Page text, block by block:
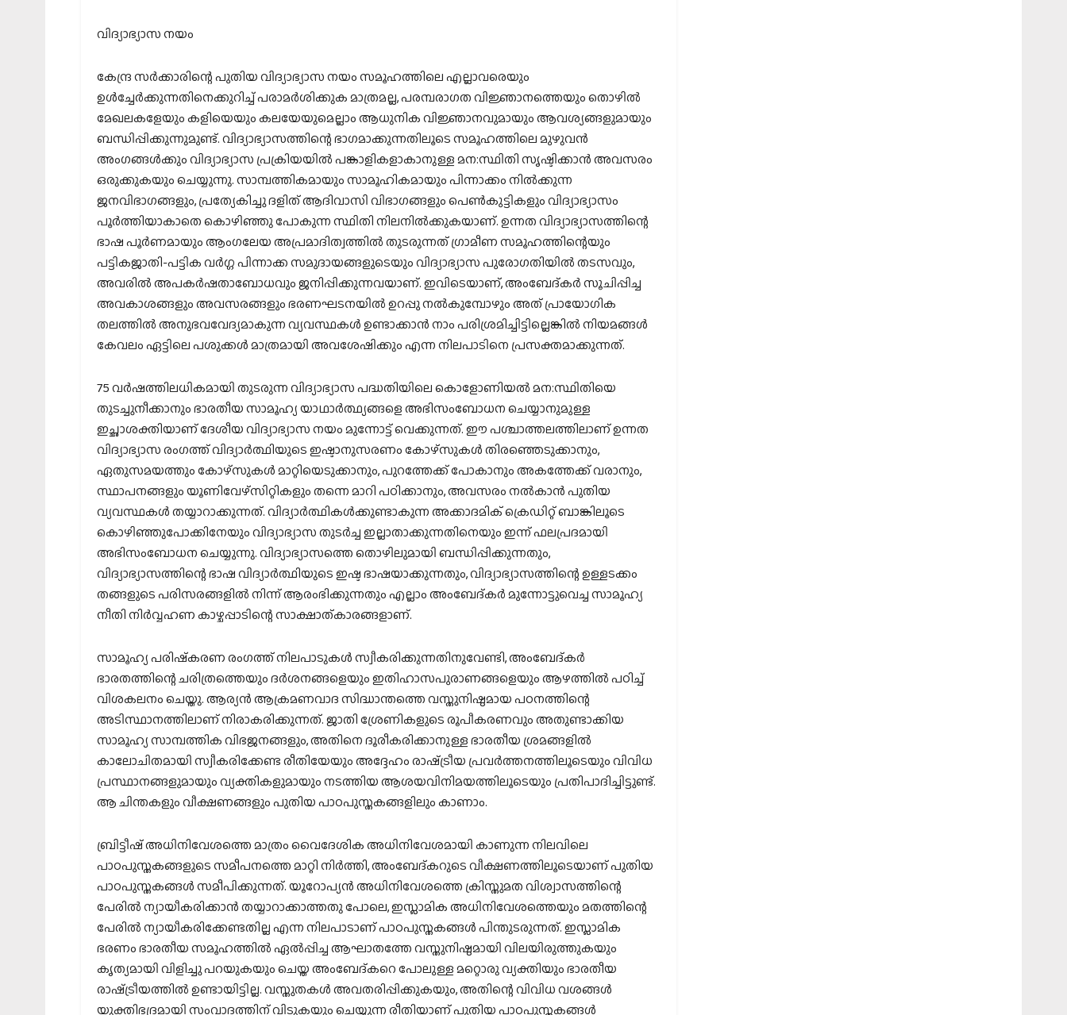
വിദ്യാഭ്യാസ നയം
കേന്ദ്ര സർക്കാരിന്റെ പുതിയ വിദ്യാഭ്യാസ നയം സമൂഹത്തിലെ എല്ലാവരെയും
ഉൾച്ചേർക്കുന്നതിനെക്കുറിച്ച് പരാമർശിക്കുക മാത്രമല്ല, പരമ്പരാഗത വിജ്ഞാനത്തെയും തൊഴിൽ
മേഖലകളേയും കളിയെയും കലയേയുമെല്ലാം ആധുനിക വിജ്ഞാനവുമായും ആവശ്യങ്ങളുമായും
ബന്ധിപ്പിക്കുന്നുമുണ്ട്. വിദ്യാഭ്യാസത്തിന്റെ ഭാഗമാക്കുന്നതിലൂടെ സമൂഹത്തിലെ മുഴുവൻ
അംഗങ്ങൾക്കും വിദ്യാഭ്യാസ പ്രക്രിയയിൽ പങ്കാളികളാകാനുള്ള മന:സ്ഥിതി സൃഷ്ടിക്കാൻ അവസരം
ഒരുക്കുകയും ചെയ്യുന്നു. സാമ്പത്തികമായും സാമൂഹികമായും പിന്നാക്കം നിൽക്കുന്ന
ജനവിഭാഗങ്ങളും, പ്രത്യേകിച്ചു ദളിത് ആദിവാസി വിഭാഗങ്ങളും പെൺകുട്ടികളും വിദ്യാഭ്യാസം
പൂർത്തിയാകാതെ കൊഴിഞ്ഞു പോകുന്ന സ്ഥിതി നിലനിൽക്കുകയാണ്. ഉന്നത വിദ്യാഭ്യാസത്തിന്റെ
ഭാഷ പൂർണമായും ആംഗലേയ അപ്രമാദിത്വത്തിൽ തുടരുന്നത് ഗ്രാമീണ സമൂഹത്തിന്റെയും
പട്ടികജാതി-പട്ടിക വർഗ്ഗ പിന്നാക്ക സമുദായങ്ങളുടെയും വിദ്യാഭ്യാസ പുരോഗതിയിൽ തടസവും,
അവരിൽ അപകർഷതാബോധവും ജനിപ്പിക്കുന്നവയാണ്. ഇവിടെയാണ്, അംബേദ്കർ സൂചിപ്പിച്ച
അവകാശങ്ങളും അവസരങ്ങളും ഭരണഘടനയിൽ ഉറപ്പു നൽകുമ്പോഴും അത് പ്രായോഗിക
തലത്തിൽ അനുഭവവേദ്യമാകുന്ന വ്യവസ്ഥകൾ ഉണ്ടാക്കാൻ നാം പരിശ്രമിച്ചിട്ടില്ലെങ്കിൽ നിയമങ്ങൾ
കേവലം ഏട്ടിലെ പശുക്കൾ മാത്രമായി അവശേഷിക്കും എന്ന നിലപാടിനെ പ്രസക്തമാക്കുന്നത്.
75 വർഷത്തിലധികമായി തുടരുന്ന വിദ്യാഭ്യാസ പദ്ധതിയിലെ കൊളോണിയൽ മന:സ്ഥിതിയെ
തുടച്ചുനീക്കാനും ഭാരതീയ സാമൂഹ്യ യാഥാർത്ഥ്യങ്ങളെ അഭിസംബോധന ചെയ്യാനുമുള്ള
ഇച്ഛാശക്തിയാണ് ദേശീയ വിദ്യാഭ്യാസ നയം മുന്നോട്ട് വെക്കുന്നത്. ഈ പശ്ചാത്തലത്തിലാണ് ഉന്നത
വിദ്യാഭ്യാസ രംഗത്ത് വിദ്യാർത്ഥിയുടെ ഇഷ്ടാനുസരണം കോഴ്സുകൾ തിരഞ്ഞെടുക്കാനും,
ഏതുസമയത്തും കോഴ്സുകൾ മാറ്റിയെടുക്കാനും, പുറത്തേക്ക് പോകാനും അകത്തേക്ക് വരാനും,
സ്ഥാപനങ്ങളും യൂണിവേഴ്സിറ്റികളും തന്നെ മാറി പഠിക്കാനും, അവസരം നൽകാൻ പുതിയ
വ്യവസ്ഥകൾ തയ്യാറാക്കുന്നത്. വിദ്യാർത്ഥികൾക്കുണ്ടാകുന്ന അക്കാദമിക് ക്രെഡിറ്റ് ബാങ്കിലൂടെ
കൊഴിഞ്ഞുപോക്കിനേയും വിദ്യാഭ്യാസ തുടർച്ച ഇല്ലാതാക്കുന്നതിനെയും ഇന്ന് ഫലപ്രദമായി
അഭിസംബോധന ചെയ്യുന്നു. വിദ്യാഭ്യാസത്തെ തൊഴിലുമായി ബന്ധിപ്പിക്കുന്നതും,
വിദ്യാഭ്യാസത്തിന്റെ ഭാഷ വിദ്യാർത്ഥിയുടെ ഇഷ്ട ഭാഷയാക്കുന്നതും, വിദ്യാഭ്യാസത്തിന്റെ ഉള്ളടക്കം
തങ്ങളുടെ പരിസരങ്ങളിൽ നിന്ന് ആരംഭിക്കുന്നതും എല്ലാം അംബേദ്കർ മുന്നോട്ടുവെച്ച സാമൂഹ്യ
നീതി നിർവ്വഹണ കാഴ്ചപ്പാടിന്റെ സാക്ഷാത്കാരങ്ങളാണ്.
സാമൂഹ്യ പരിഷ്‌കരണ രംഗത്ത് നിലപാടുകൾ സ്വീകരിക്കുന്നതിനുവേണ്ടി, അംബേദ്കർ
ഭാരതത്തിന്റെ ചരിത്രത്തെയും ദർശനങ്ങളെയും ഇതിഹാസപുരാണങ്ങളെയും ആഴത്തിൽ പഠിച്ച്
വിശകലനം ചെയ്തു. ആര്യൻ ആക്രമണവാദ സിദ്ധാന്തത്തെ വസ്തുനിഷ്ഠമായ പഠനത്തിന്റെ
അടിസ്ഥാനത്തിലാണ് നിരാകരിക്കുന്നത്. ജാതി ശ്രേണികളുടെ രൂപീകരണവും അതുണ്ടാക്കിയ
സാമൂഹ്യ സാമ്പത്തിക വിഭജനങ്ങളും, അതിനെ ദൂരീകരിക്കാനുള്ള ഭാരതീയ ശ്രമങ്ങളിൽ
കാലോചിതമായി സ്വീകരിക്കേണ്ട രീതിയേയും അദ്ദേഹം രാഷ്‌ട്രീയ പ്രവർത്തനത്തിലൂടെയും വിവിധ
പ്രസ്ഥാനങ്ങളുമായും വ്യക്തികളുമായും നടത്തിയ ആശയവിനിമയത്തിലൂടെയും പ്രതിപാദിച്ചിട്ടുണ്ട്.
ആ ചിന്തകളും വീക്ഷണങ്ങളും പുതിയ പാഠപുസ്തകങ്ങളിലും കാണാം.
ബ്രിട്ടീഷ് അധിനിവേശത്തെ മാത്രം വൈദേശിക അധിനിവേശമായി കാണുന്ന നിലവിലെ
പാഠപുസ്തകങ്ങളുടെ സമീപനത്തെ മാറ്റി നിർത്തി, അംബേദ്കറുടെ വീക്ഷണത്തിലൂടെയാണ് പുതിയ
പാഠപുസ്തകങ്ങൾ സമീപിക്കുന്നത്. യൂറോപ്യൻ അധിനിവേശത്തെ ക്രിസ്തുമത വിശ്വാസത്തിന്റെ
പേരിൽ ന്യായീകരിക്കാൻ തയ്യാറാക്കാത്തതു പോലെ, ഇസ്ലാമിക അധിനിവേശത്തെയും മതത്തിന്റെ
പേരിൽ ന്യായീകരിക്കേണ്ടതില്ല എന്ന നിലപാടാണ് പാഠപുസ്തകങ്ങൾ പിന്തുടരുന്നത്. ഇസ്ലാമിക
ഭരണം ഭാരതീയ സമൂഹത്തിൽ ഏൽപ്പിച്ച ആഘാതത്തേ വസ്തുനിഷ്ഠമായി വിലയിരുത്തുകയും
കൃത്യമായി വിളിച്ചു പറയുകയും ചെയ്ത അംബേദ്കറെ പോലുള്ള മറ്റൊരു വ്യക്തിയും ഭാരതീയ
രാഷ്‌ട്രീയത്തിൽ ഉണ്ടായിട്ടില്ല. വസ്തുതകൾ അവതരിപ്പിക്കുകയും, അതിന്റെ വിവിധ വശങ്ങൾ
യുക്തിഭദ്രമായി സംവാദത്തിന് വിടുകയും ചെയ്യുന്ന രീതിയാണ് പുതിയ പാഠപുസ്തകങ്ങൾ